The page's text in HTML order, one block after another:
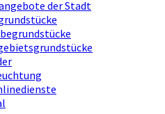
der Stadt